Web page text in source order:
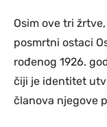
Osim ove tri
posmrtni ostaci
rođenog 1926.
čiji je identitet
članova njegove